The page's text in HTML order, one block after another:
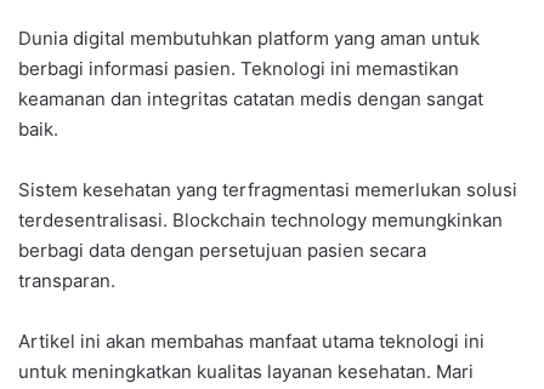
Dunia digital membutuhkan platform yang aman untuk
berbagi informasi pasien. Teknologi ini memastikan
keamanan dan integritas catatan medis dengan sangat
baik.
Sistem kesehatan yang terfragmentasi memerlukan solusi
terdesentralisasi. Blockchain technology memungkinkan
berbagi data dengan persetujuan pasien secara
transparan.
Artikel ini akan membahas manfaat utama teknologi ini
untuk meningkatkan kualitas layanan kesehatan. Mari